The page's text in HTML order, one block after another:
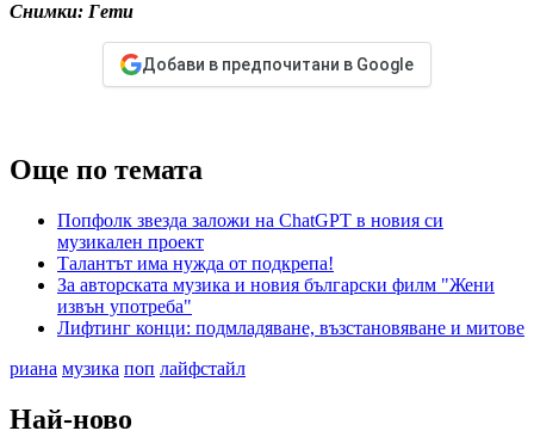
Снимки: Гети
Добави в предпочитани в Google
Още по темата
Попфолк звезда заложи на ChatGPT в новия си
музикален проект
Талантът има нужда от подкрепа!
За авторската музика и новия български филм "Жени
извън употреба"
Лифтинг конци: подмладяване, възстановяване и митове
риана музика поп лайфстайл
Най-ново